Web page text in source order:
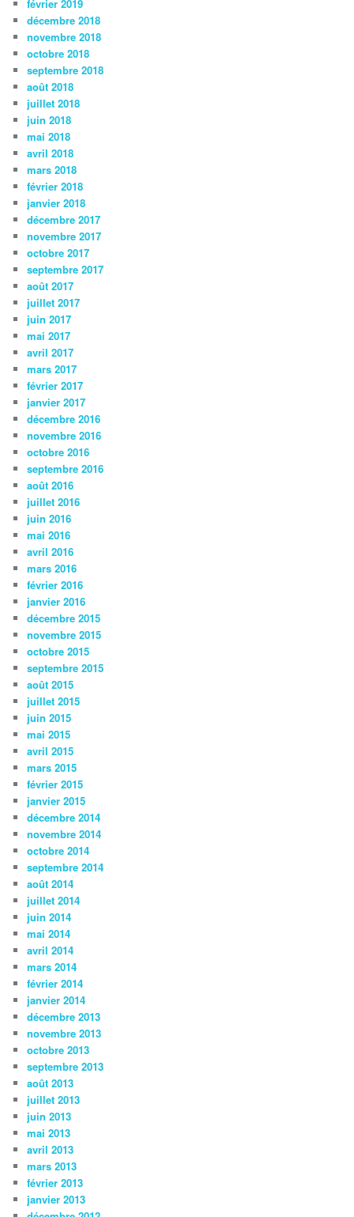
février 2019
décembre 2018
novembre 2018
octobre 2018
septembre 2018
août 2018
juillet 2018
juin 2018
mai 2018
avril 2018
mars 2018
février 2018
janvier 2018
décembre 2017
novembre 2017
octobre 2017
septembre 2017
août 2017
juillet 2017
juin 2017
mai 2017
avril 2017
mars 2017
février 2017
janvier 2017
décembre 2016
novembre 2016
octobre 2016
septembre 2016
août 2016
juillet 2016
juin 2016
mai 2016
avril 2016
mars 2016
février 2016
janvier 2016
décembre 2015
novembre 2015
octobre 2015
septembre 2015
août 2015
juillet 2015
juin 2015
mai 2015
avril 2015
mars 2015
février 2015
janvier 2015
décembre 2014
novembre 2014
octobre 2014
septembre 2014
août 2014
juillet 2014
juin 2014
mai 2014
avril 2014
mars 2014
février 2014
janvier 2014
décembre 2013
novembre 2013
octobre 2013
septembre 2013
août 2013
juillet 2013
juin 2013
mai 2013
avril 2013
mars 2013
février 2013
janvier 2013